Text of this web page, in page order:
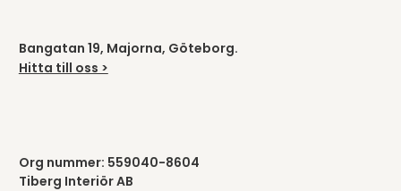
Bangatan 19, Majorna, Göteborg.
Hitta till oss >
Org nummer: 559040-8604
Tiberg Interiör AB